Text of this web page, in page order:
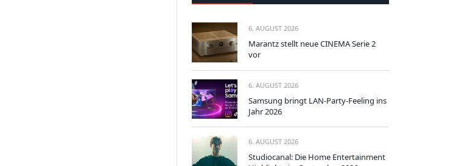
6. AUGUST 2026
Marantz stellt neue CINEMA Serie 2
vor
6. AUGUST 2026
Samsung bringt LAN-Party-Feeling ins
Jahr 2026
6. AUGUST 2026
Studiocanal: Die Home Entertainment